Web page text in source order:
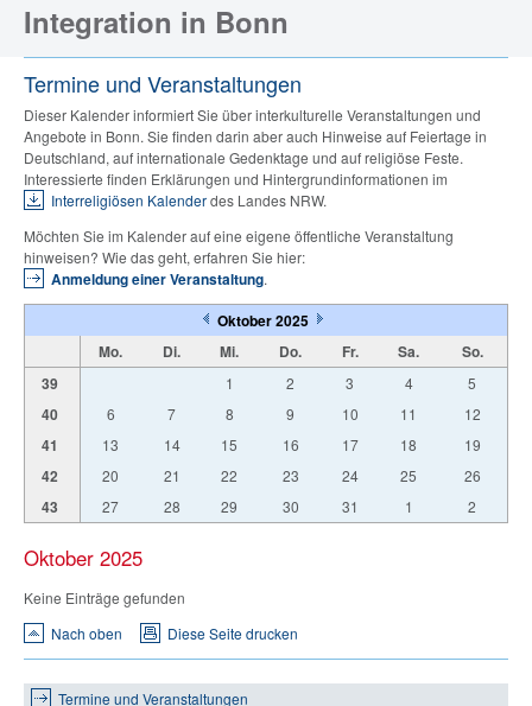
Integration in Bonn
Termine und Veranstaltungen
Dieser Kalender informiert Sie über interkulturelle Veranstaltungen und
Angebote in Bonn. Sie finden darin aber auch Hinweise auf Feiertage in
Deutschland, auf internationale Gedenktage und auf religiöse Feste.
Interessierte finden Erklärungen und Hintergrundinformationen im
Interreligiösen Kalenderdes Landes NRW.
Möchten Sie im Kalender auf eine eigene öffentliche Veranstaltung
hinweisen? Wie das geht, erfahren Sie hier:
Anmeldung einer Veranstaltung.
Oktober 2025
Mo.
Di. Mi. Do. Fr. Sa.
So.
39
1 2 3 4 5
40 6 7 8 9 10 11 12
41 13 14 15 16 17 18 19
42 20 21 22 23 24 25 26
43 27 28 29 30 31 1 2
Oktober 2025
Keine Einträge gefunden
Nach oben
Diese Seite drucken
Termine und Veranstaltungen